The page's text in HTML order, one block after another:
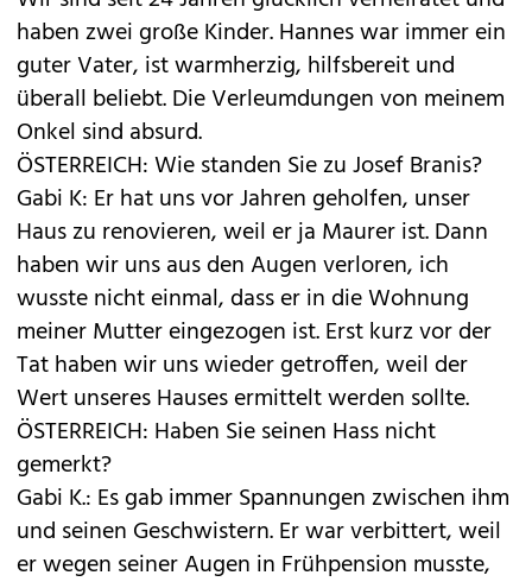
haben zwei große Kinder. Hannes war immer ein
guter Vater, ist warmherzig, hilfsbereit und
überall beliebt. Die Verleumdungen von meinem
Onkel sind absurd.
ÖSTERREICH: Wie standen Sie zu Josef Branis?
Gabi K: Er hat uns vor Jahren geholfen, unser
Haus zu renovieren, weil er ja Maurer ist. Dann
haben wir uns aus den Augen verloren, ich
wusste nicht einmal, dass er in die Wohnung
meiner Mutter eingezogen ist. Erst kurz vor der
Tat haben wir uns wieder getroffen, weil der
Wert unseres Hauses ermittelt werden sollte.
ÖSTERREICH: Haben Sie seinen Hass nicht
gemerkt?
Gabi K.: Es gab immer Spannungen zwischen ihm
und seinen Geschwistern. Er war verbittert, weil
er wegen seiner Augen in Frühpension musste,